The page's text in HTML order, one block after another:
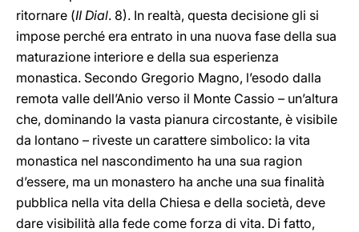
ritornare (II Dial. 8). In realtà, questa decisione gli si
impose perché era entrato in una nuova fase della sua
maturazione interiore e della sua esperienza
monastica. Secondo Gregorio Magno, l’esodo dalla
remota valle dell’Anio verso il Monte Cassio – un’altura
che, dominando la vasta pianura circostante, è visibile
da lontano – riveste un carattere simbolico: la vita
monastica nel nascondimento ha una sua ragion
d’essere, ma un monastero ha anche una sua finalità
pubblica nella vita della Chiesa e della società, deve
dare visibilità alla fede come forza di vita. Di fatto,